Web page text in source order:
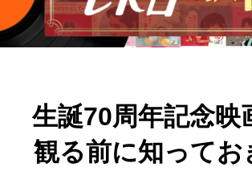
生誕70周年記念
観る前に知って